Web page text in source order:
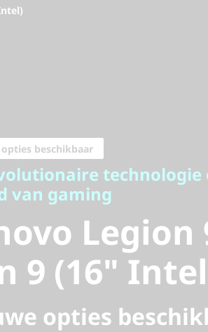
gaming
Legion
9 (16" Intel)
beschikbaar
technologie
van gaming
Legion
9 (16"
opties